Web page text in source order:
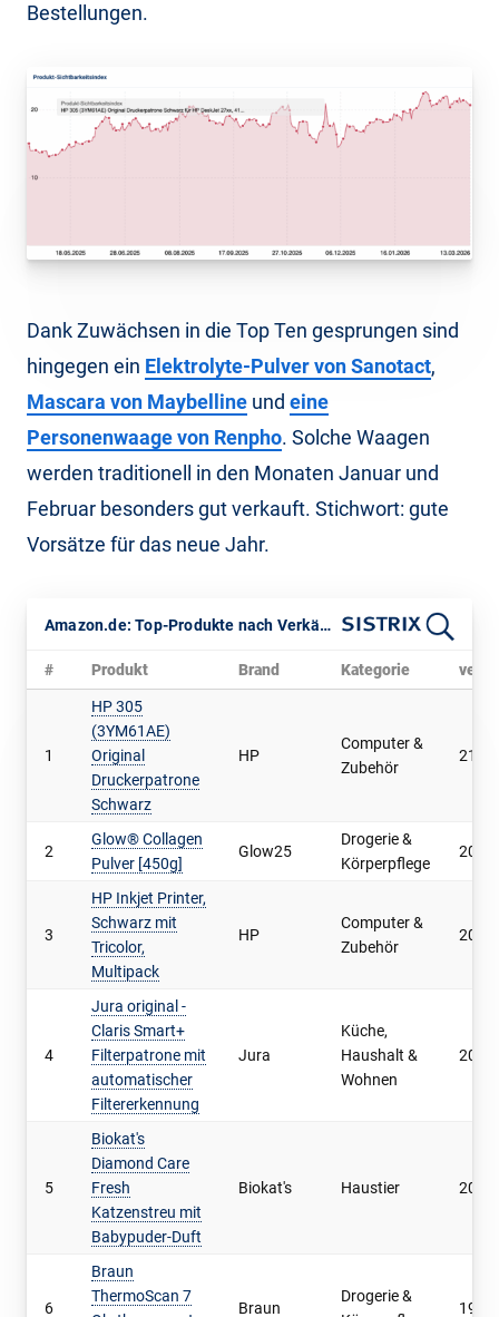
Bestellungen.
Dank Zuwächsen in die Top Ten gesprungen sind
hingegen ein Elektrolyte-Pulver von Sanotact,
Mascara von Maybelline und eine
Personenwaage von Renpho. Solche Waagen
werden traditionell in den Monaten Januar und
Februar besonders gut verkauft. Stichwort: gute
Vorsätze für das neue Jahr.
Amazon.de: Top-Produkte nach Verkäufen im Februar 2026
# Produkt Brand Kategorie
1
HP 305
(3YM61AE)
Original
Druckerpatrone
Schwarz
HP
Computer &
Zubehör
2
Glow® Collagen
Pulver [450g]
Glow25
Drogerie &
Körperpflege
3
HP Inkjet Printer,
Schwarz mit
Tricolor,
Multipack
HP
Computer &
Zubehör
4
Jura original -
Claris Smart+
Filterpatrone mit
automatischer
Filtererkennung
Jura
Küche,
Haushalt &
Wohnen
5
Biokat's
Diamond Care
Fresh
Katzenstreu mit
Babypuder-Duft
Biokat's Haustier
6
Braun
ThermoScan 7
Braun
Drogerie &